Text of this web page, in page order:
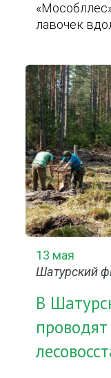
лавочек
13 мая
Шатурский
В